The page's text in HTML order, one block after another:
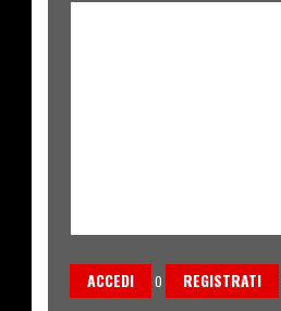
ACCEDI o REGISTRATI